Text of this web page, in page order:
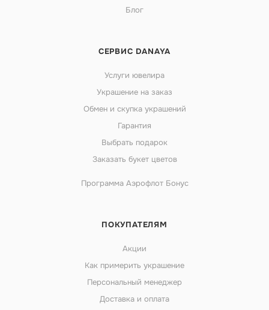
Блог
СЕРВИС DANAYA
Услуги ювелира
Украшение на заказ
Обмен и скупка украшений
Гарантия
Выбрать подарок
Заказать букет цветов
Программа Аэрофлот Бонус
ПОКУПАТЕЛЯМ
Акции
Как примерить украшение
Персональный менеджер
Доставка и оплата